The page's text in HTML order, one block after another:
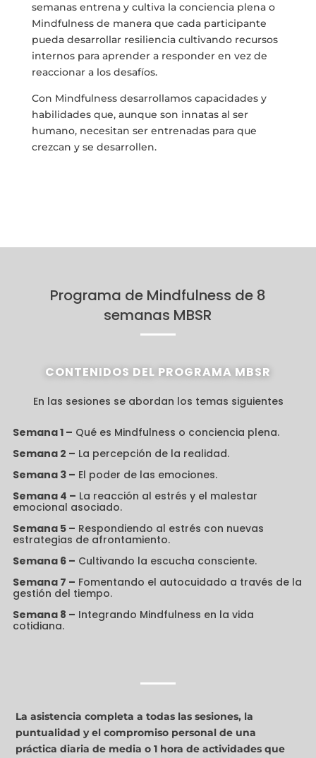
semanas entrena y cultiva la conciencia plena o
Mindfulness de manera que cada participante
pueda desarrollar resiliencia cultivando recursos
internos para aprender a responder en vez de
reaccionar a los desafíos.
Con Mindfulness desarrollamos capacidades y
habilidades que, aunque son innatas al ser
humano, necesitan ser entrenadas para que
crezcan y se desarrollen.
Programa de Mindfulness de 8
semanas MBSR
CONTENIDOS DEL PROGRAMA MBSR
En las sesiones se abordan los temas siguientes
Semana 1 – Qué es Mindfulness o conciencia plena.
Semana 2 – La percepción de la realidad.
Semana 3 – El poder de las emociones.
Semana 4 – La reacción al estrés y el malestar
emocional asociado.
Semana 5 – Respondiendo al estrés con nuevas
estrategias de afrontamiento.
Semana 6 – Cultivando la escucha consciente.
Semana 7 – Fomentando el autocuidado a través de la
gestión del tiempo.
Semana 8 – Integrando Mindfulness en la vida
cotidiana.
La asistencia completa a todas las sesiones, la
puntualidad y el compromiso personal de una
práctica diaria de media o 1 hora de actividades que